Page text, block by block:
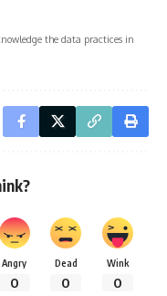
the data practices in
Angry
0
Dead
0
Wink
0